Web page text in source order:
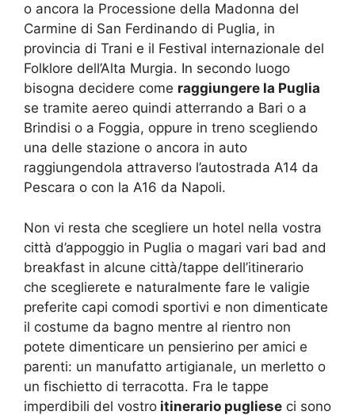
o ancora la Processione della Madonna del
Carmine di San Ferdinando di Puglia, in
provincia di Trani e il Festival internazionale del
Folklore dell’Alta Murgia. In secondo luogo
bisogna decidere come raggiungere la Puglia
se tramite aereo quindi atterrando a Bari o a
Brindisi o a Foggia, oppure in treno scegliendo
una delle stazione o ancora in auto
raggiungendola attraverso l’autostrada A14 da
Pescara o con la A16 da Napoli.
Non vi resta che scegliere un hotel nella vostra
città d’appoggio in Puglia o magari vari bad and
breakfast in alcune città/tappe dell’itinerario
che sceglierete e naturalmente fare le valigie
preferite capi comodi sportivi e non dimenticate
il costume da bagno mentre al rientro non
potete dimenticare un pensierino per amici e
parenti: un manufatto artigianale, un merletto o
un fischietto di terracotta. Fra le tappe
imperdibili del vostro itinerario pugliese ci sono